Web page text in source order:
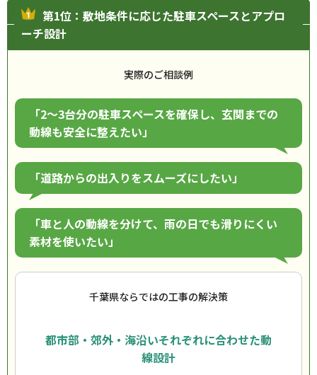
第1位：敷地条件に応じた駐車スペースとアプロ
ーチ設計
実際のご相談例
「2〜3台分の駐車スペースを確保し、玄関までの
動線も安全に整えたい」
「道路からの出入りをスムーズにしたい」
「車と人の動線を分けて、雨の日でも滑りにくい
素材を使いたい」
千葉県ならではの工事の解決策
都市部・郊外・海沿いそれぞれに合わせた動
線設計